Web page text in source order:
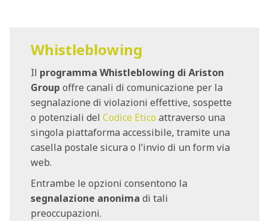
Whistleblowing
Il programma Whistleblowing di Ariston
Group offre canali di comunicazione per la
segnalazione di violazioni effettive, sospette
o potenziali del Codice Etico attraverso una
singola piattaforma accessibile, tramite una
casella postale sicura o l’invio di un form via
web.
Entrambe le opzioni consentono la
segnalazione anonima di tali
preoccupazioni.